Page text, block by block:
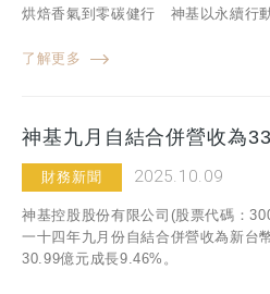
烘焙香氣到零碳健行 神基以永續行
了解更多
神基九月自結合併營收為
財務新聞 2025.10.09
神基控股股份有限公司(股票代碼：
一十四年九月份自結合併營收為新台
30.99億元成長9.46%。